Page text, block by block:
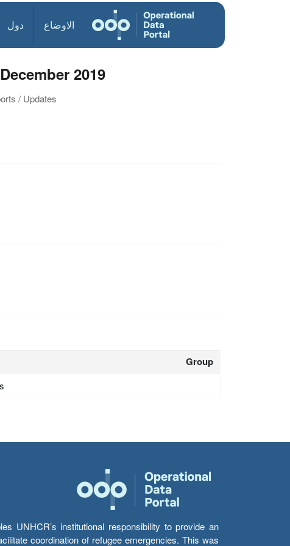
الاوضاع دول
2019
/ Updates
Group
UNHCR’s institutional responsibility to provide an
coordination of refugee emergencies. This was